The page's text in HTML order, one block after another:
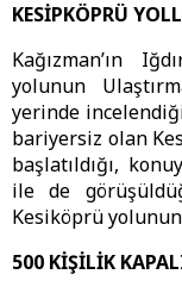
KESİPKÖPRÜ
Kağızman’ın
yolunun
yerinde
bariyersiz olan
başlatıldığı,
ile de
Kesiköprü yolunun
500 KİŞİLİK